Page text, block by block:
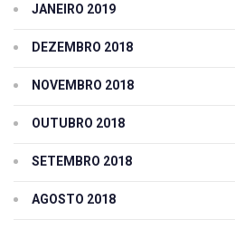
JANEIRO 2019
DEZEMBRO 2018
NOVEMBRO 2018
OUTUBRO 2018
SETEMBRO 2018
AGOSTO 2018